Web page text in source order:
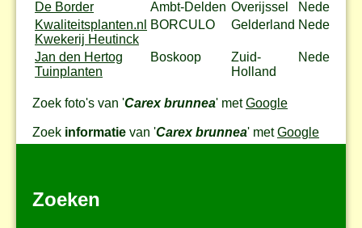
De Border Ambt-Delden Overijssel
Nederland
Kwaliteitsplanten.nl
Kwekerij Heutinck
BORCULO Gelderland Nederland
Jan den Hertog
Tuinplanten
Boskoop
Zuid-
Holland
Nederland
Zoek foto's van 'Carex brunnea' metGoogle
Zoek informatie van 'Carex brunnea' metGoogle
Zoeken